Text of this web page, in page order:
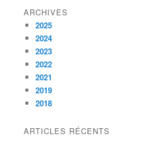
ARCHIVES
2025
2024
2023
2022
2021
2019
2018
ARTICLES RÉCENTS